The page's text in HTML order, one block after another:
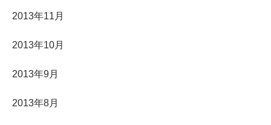
2013年11月
2013年10月
2013年9月
2013年8月